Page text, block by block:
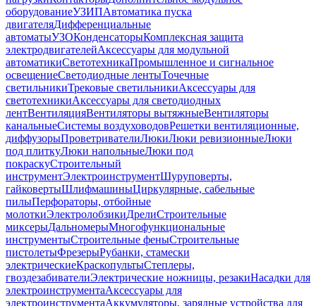
оборудованиеУЗИПАвтоматика пуска
двигателяДифференциальные
автоматыУЗОКонденсаторыКомплексная защита
электродвигателейАксессуары для модульной
автоматикиСветотехникаПромышленное и сигнальное
освещениеСветодиодные лентыТочечные
светильникиТрековые светильникиАксессуары для
светотехникиАксессуары для светодиодных
лентВентиляцияВентиляторы вытяжныеВентиляторы
канальныеСистемы воздуховодовРешетки вентиляционные,
диффузорыПроветривателиЛюкиЛюки ревизионныеЛюки
под плиткуЛюки напольныеЛюки под
покраскуСтроительный
инструментЭлектроинструментШуруповерты,
гайковертыШлифмашиныЦиркулярные, сабельные
пилыПерфораторы, отбойные
молоткиЭлектролобзикиДрелиСтроительные
миксерыДальномерыМногофункциональные
инструментыСтроительные феныСтроительные
пистолетыФрезерыРубанки, стамески
электрическиеКраскопультыСтеплеры,
гвоздезабивателиЭлектрические ножницы, резакиНасадки для
электроинструментаАксессуары для
электроинструментаАккумуляторы, зарядные устройства для